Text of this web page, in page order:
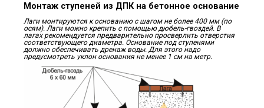
Монтаж ступеней из ДПК на бетонное основание
Лаги монтируются к основанию с шагом не более 400 мм (по
осям). Лаги можно крепить с помощью дюбель-гвоздей. В
лагах рекомендуется предварительно просверлить отверстия
соответствующего диаметра. Основание под ступенями
должно обеспечивать дренаж воды. Для этого надо
предусмотреть уклон основания не менее 1 см на метр.